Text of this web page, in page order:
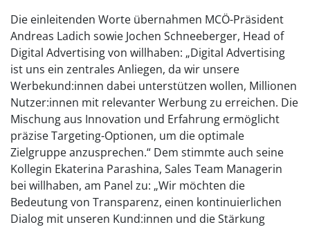
Die einleitenden Worte übernahmen MCÖ-Präsident
Andreas Ladich sowie Jochen Schneeberger, Head of
Digital Advertising von willhaben: „Digital Advertising
ist uns ein zentrales Anliegen, da wir unsere
Werbekund:innen dabei unterstützen wollen, Millionen
Nutzer:innen mit relevanter Werbung zu erreichen. Die
Mischung aus Innovation und Erfahrung ermöglicht
präzise Targeting-Optionen, um die optimale
Zielgruppe anzusprechen.“ Dem stimmte auch seine
Kollegin Ekaterina Parashina, Sales Team Managerin
bei willhaben, am Panel zu: „Wir möchten die
Bedeutung von Transparenz, einen kontinuierlichen
Dialog mit unseren Kund:innen und die Stärkung